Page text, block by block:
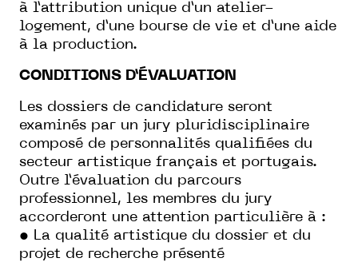
à l’attribution unique d’un atelier-
logement, d’une bourse de vie et d’une aide
à la production.
CONDITIONS D’ÉVALUATION
Les dossiers de candidature seront
examinés par un jury pluridisciplinaire
composé de personnalités qualifiées du
secteur artistique français et portugais.
Outre l’évaluation du parcours
professionnel, les membres du jury
accorderont une attention particulière à :
• La qualité artistique du dossier et du
projet de recherche présenté